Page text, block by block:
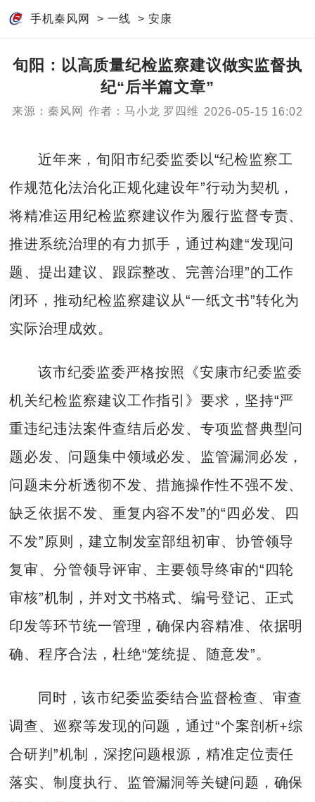
手机秦风网 > 一线 > 安康
旬阳：以高质量纪检监察建议做实监督执
纪“后半篇文章”
来源：秦风网 作者：马小龙 罗四维 2026-05-15 16:02
近年来，旬阳市纪委监委以“纪检监察工
作规范化法治化正规化建设年”行动为契机，
将精准运用纪检监察建议作为履行监督专责、
推进系统治理的有力抓手，通过构建“发现问
题、提出建议、跟踪整改、完善治理”的工作
闭环，推动纪检监察建议从“一纸文书”转化为
实际治理成效。
该市纪委监委严格按照《安康市纪委监委
机关纪检监察建议工作指引》要求，坚持“严
重违纪违法案件查结后必发、专项监督典型问
题必发、问题集中领域必发、监管漏洞必发，
问题未分析透彻不发、措施操作性不强不发、
缺乏依据不发、重复内容不发”的“四必发、四
不发”原则，建立制发室部组初审、协管领导
复审、分管领导评审、主要领导终审的“四轮
审核”机制，并对文书格式、编号登记、正式
印发等环节统一管理，确保内容精准、依据明
确、程序合法，杜绝“笼统提、随意发”。
同时，该市纪委监委结合监督检查、审查
调查、巡察等发现的问题，通过“个案剖析+综
合研判”机制，深挖问题根源，精准定位责任
落实、制度执行、监管漏洞等关键问题，确保